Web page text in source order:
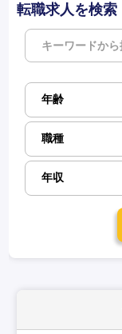
転職求人を検索